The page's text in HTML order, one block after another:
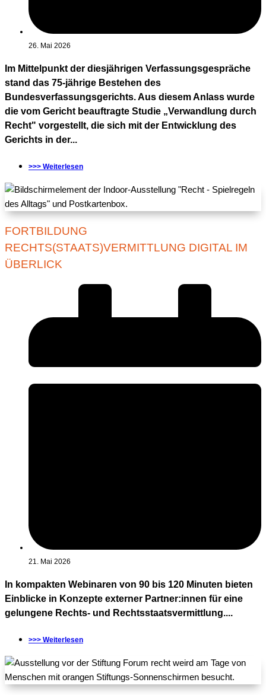
26. Mai 2026
Im Mittelpunkt der diesjährigen Verfassungsgespräche
stand das 75-jährige Bestehen des
Bundesverfassungsgerichts. Aus diesem Anlass wurde
die vom Gericht beauftragte Studie „Verwandlung durch
Recht" vorgestellt, die sich mit der Entwicklung des
Gerichts in der...
>>> Weiterlesen
FORTBILDUNG
RECHTS(STAATS)VERMITTLUNG DIGITAL IM
ÜBERLICK
21. Mai 2026
In kompakten Webinaren von 90 bis 120 Minuten bieten
Einblicke in Konzepte externer Partner:innen für eine
gelungene Rechts- und Rechtsstaatsvermittlung....
>>> Weiterlesen